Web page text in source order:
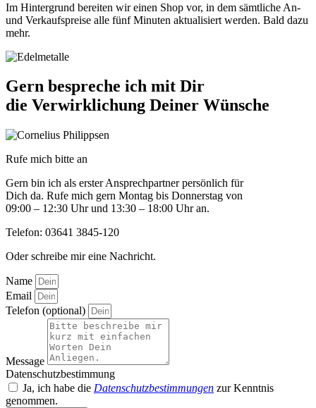
Im Hintergrund bereiten wir einen Shop vor, in dem sämtliche An-
und Verkaufspreise alle fünf Minuten aktualisiert werden. Bald dazu
mehr.
Gern bespreche ich mit Dir
die Verwirklichung Deiner Wünsche
Rufe mich bitte an
Gern bin ich als erster Ansprechpartner persönlich für
Dich da. Rufe mich gern Montag bis Donnerstag von
09:00 – 12:30 Uhr und 13:30 – 18:00 Uhr an.
Telefon: 03641 3845-120
Oder schreibe mir eine Nachricht.
Name
Email
Telefon (optional)
Message
Datenschutzbestimmung
Ja, ich habe die Datenschutzbestimmungen zur Kenntnis
genommen.